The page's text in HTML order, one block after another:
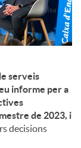
serveis
informe per a
de 2023, i
decisions